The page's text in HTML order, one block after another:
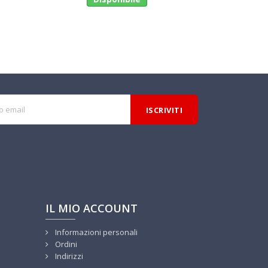
IL MIO ACCOUNT
Informazioni personali
Ordini
Indirizzi